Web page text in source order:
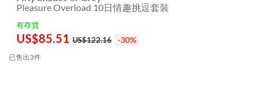
Pleasure Overload 10日情趣挑逗套裝
有存貨
US$85.51 US$122.16 -30%
已售出3件